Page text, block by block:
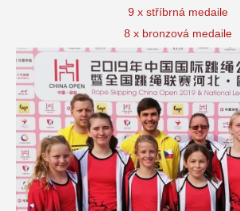
9 x stříbrná medaile
8 x bronzová medaile